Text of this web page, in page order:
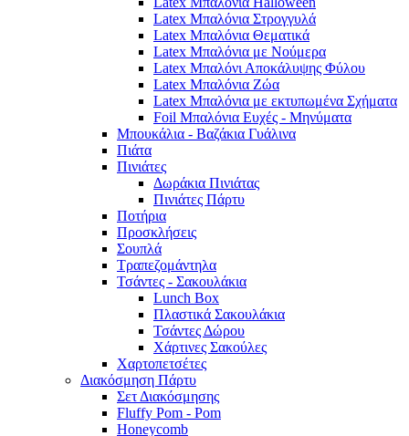
Latex Μπαλόνια Στρογγυλά
Latex Μπαλόνια Θεματικά
Latex Μπαλόνια με Νούμερα
Latex Μπαλόνι Αποκάλυψης Φύλου
Latex Μπαλόνια Ζώα
Latex Μπαλόνια με εκτυπωμένα Σχήματα
Foil Μπαλόνια Ευχές - Μηνύματα
Μπουκάλια - Βαζάκια Γυάλινα
Πιάτα
Πινιάτες
Δωράκια Πινιάτας
Πινιάτες Πάρτυ
Ποτήρια
Προσκλήσεις
Σουπλά
Τραπεζομάντηλα
Τσάντες - Σακουλάκια
Lunch Box
Πλαστικά Σακουλάκια
Τσάντες Δώρου
Χάρτινες Σακούλες
Χαρτοπετσέτες
Διακόσμηση Πάρτυ
Σετ Διακόσμησης
Fluffy Pom - Pom
Honeycomb